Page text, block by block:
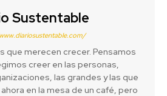
Sustentable
que merecen crecer. Pensamos
creer en las personas,
las grandes y las que
en la mesa de un café, pero